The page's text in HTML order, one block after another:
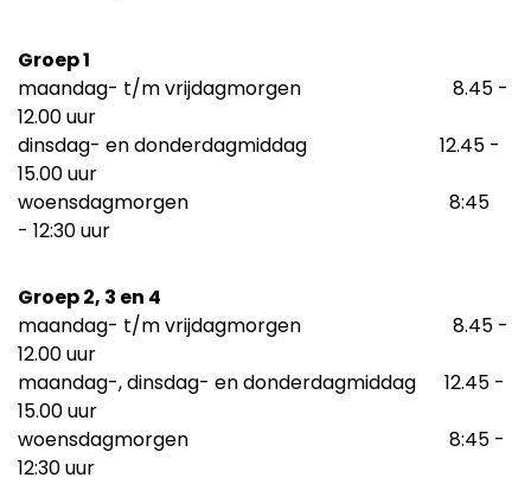
Groep 1
maandag- t/m vrijdagmorgen 8.45 -
12.00 uur
dinsdag- en donderdagmiddag 12.45 -
15.00 uur
woensdagmorgen 8:45
- 12:30 uur
Groep 2, 3 en 4
maandag- t/m vrijdagmorgen 8.45 -
12.00 uur
maandag-, dinsdag- en donderdagmiddag 12.45 -
15.00 uur
woensdagmorgen 8:45 -
12:30 uur